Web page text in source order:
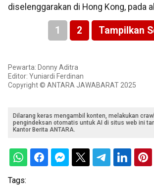
diselenggarakan di Hong Kong, pada
1 2 Tampilkan
Pewarta: Donny Aditra
Editor: Yuniardi Ferdinan
Copyright © ANTARA JAWABARAT 2025
Dilarang keras mengambil konten, melakukan
pengindeksan otomatis untuk AI di situs web ini
Kantor Berita ANTARA.
Tags: